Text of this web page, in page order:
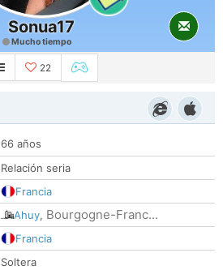
Sonua17
Mucho tiempo
22
66 años
Relación seria
Francia
Ahuy, Bourgogne-Franc...
Francia
Soltera